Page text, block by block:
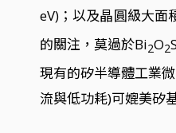
eV)；以及晶圓級大面
的關注，莫過於Bi2O2
現有的矽半導體工業
流與低功耗)可媲美矽